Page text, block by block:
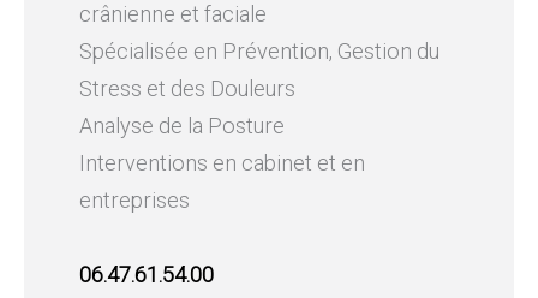
crânienne et faciale
Spécialisée en Prévention, Gestion du
Stress et des Douleurs
Analyse de la Posture
Interventions en cabinet et en
entreprises
06.47.61.54.00